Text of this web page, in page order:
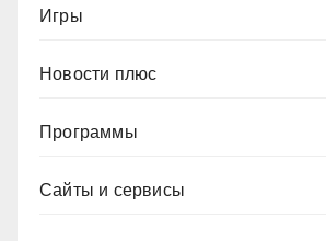
Игры
Новости плюс
Программы
Сайты и сервисы